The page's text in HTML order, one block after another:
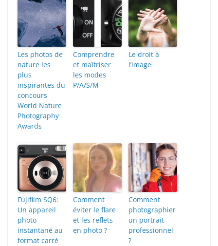
Les photos de
nature les
plus
inspirantes du
concours
World Nature
Photography
Awards
Comprendre
et maîtriser
les modes
P/A/S/M
Le droit à
l’image
Fujifilm SQ6:
Un appareil
photo
instantané au
format carré
Comment
éviter le flare
et les reflets
en photo ?
Comment
photographier
un portrait
professionnel
?